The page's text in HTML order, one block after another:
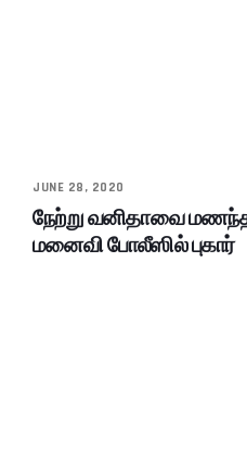
JUNE 28, 2020
நேற்று வனிதாவை மணந்த
மனைவி போலீஸில் புகார்